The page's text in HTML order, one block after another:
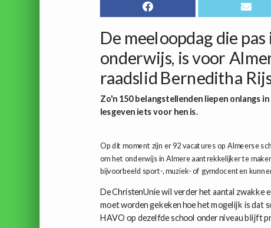
De meeloopdag die
onderwijs, is voor
raadslid Berneditha
Zo'n 150 belangstellenden liepen onlangs
lesgeven iets voor hen is.
Op dit moment zijn er 92 vacatures op Almeerse
om het onderwijs in Almere aantrekkelijker te
bijvoorbeeld sport-, muziek- of gymdocenten
De ChristenUnie wil verder het aantal zwakke
moet worden gekeken hoe het mogelijk is dat
HAVO op dezelfde school onder niveau blijft